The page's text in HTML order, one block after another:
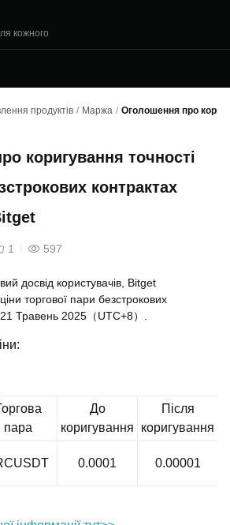
кожного
продуктів / Маржа / Оголошення про
коригування точності
контрактах
1 597
досвід користувачів, Bitget
торгової пари безстрокових
Травень 2025（UTC+8）.
пара
До
коригування
Після
коригування
0.0001 0.00001